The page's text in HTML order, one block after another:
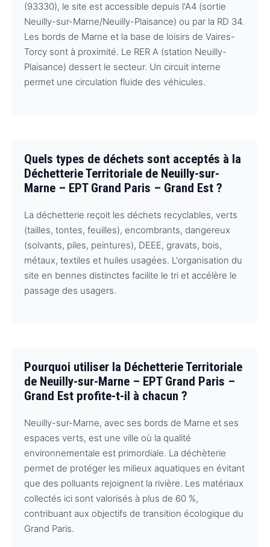
(93330), le site est accessible depuis l'A4 (sortie
Neuilly-sur-Marne/Neuilly-Plaisance) ou par la RD 34.
Les bords de Marne et la base de loisirs de Vaires-
Torcy sont à proximité. Le RER A (station Neuilly-
Plaisance) dessert le secteur. Un circuit interne
permet une circulation fluide des véhicules.
Quels types de déchets sont acceptés à la
Déchetterie Territoriale de Neuilly-sur-
Marne – EPT Grand Paris – Grand Est ?
La déchetterie reçoit les déchets recyclables, verts
(tailles, tontes, feuilles), encombrants, dangereux
(solvants, piles, peintures), DEEE, gravats, bois,
métaux, textiles et huiles usagées. L'organisation du
site en bennes distinctes facilite le tri et accélère le
passage des usagers.
Pourquoi utiliser la Déchetterie Territoriale
de Neuilly-sur-Marne – EPT Grand Paris –
Grand Est profite-t-il à chacun ?
Neuilly-sur-Marne, avec ses bords de Marne et ses
espaces verts, est une ville où la qualité
environnementale est primordiale. La déchèterie
permet de protéger les milieux aquatiques en évitant
que des polluants rejoignent la rivière. Les matériaux
collectés ici sont valorisés à plus de 60 %,
contribuant aux objectifs de transition écologique du
Grand Paris.